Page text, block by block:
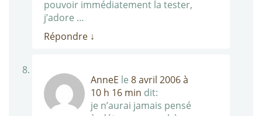
pouvoir immédiatement la tester,
j’adore …
Répondre ↓
AnneE le 8 avril 2006 à
10 h 16 min dit:
je n’aurai jamais pensé